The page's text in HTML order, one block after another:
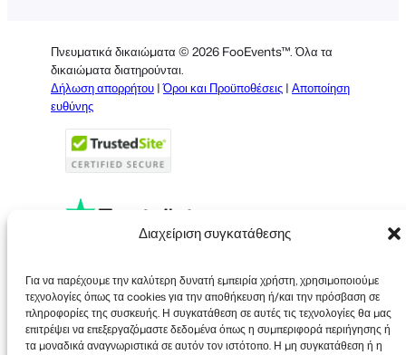
Διαχείριση συγκατάθεσης
Για να παρέχουμε την καλύτερη δυνατή εμπειρία χρήστη, χρησιμοποιούμε
τεχνολογίες όπως τα cookies για την αποθήκευση ή/και την πρόσβαση σε
πληροφορίες της συσκευής. Η συγκατάθεση σε αυτές τις τεχνολογίες θα μας
επιτρέψει να επεξεργαζόμαστε δεδομένα όπως η συμπεριφορά περιήγησης ή
τα μοναδικά αναγνωριστικά σε αυτόν τον ιστότοπο. Η μη συγκατάθεση ή η
Spanish
Italian
Portuguese
French
Πνευματικά δικαιώματα © 2026 FooEvents™. Όλα τα
δικαιώματα διατηρούνται.
Δήλωση απορρήτου |Όροι και Προϋποθέσεις | Αποποίηση
ευθύνης
X